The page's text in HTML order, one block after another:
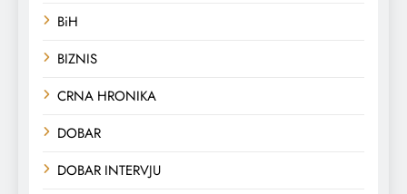
BiH
BIZNIS
CRNA HRONIKA
DOBAR
DOBAR INTERVJU